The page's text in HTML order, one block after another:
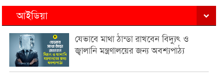
আইডিয়া
যেভাবে মাথা ঠান্ডা রাখবেন বিদ্যুৎ ও
জ্বালানি মন্ত্রণালয়ের জন্য অবশ্যপাঠ্য